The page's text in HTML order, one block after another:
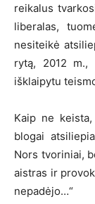
reikalus
liberalas,
nesiteikė
rytą, 2012 m.,
išklaipytu
Kaip ne
blogai
Nors tvoriniai,
aistras ir
nepadėjo…“